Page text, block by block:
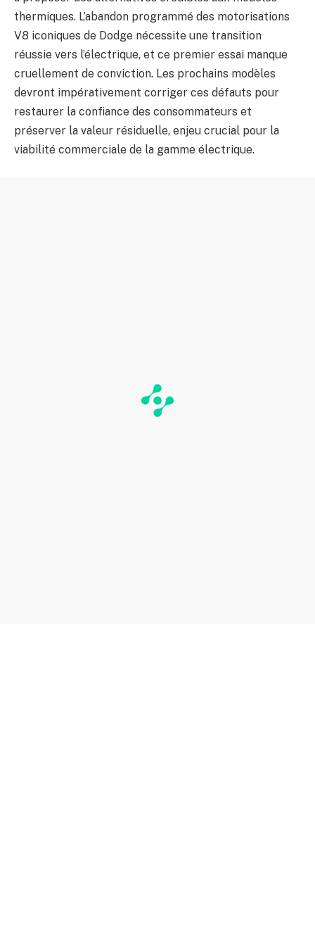
thermiques. L’abandon programmé des motorisations
V8 iconiques de Dodge nécessite une transition
réussie vers l’électrique, et ce premier essai manque
cruellement de conviction. Les prochains modèles
devront impérativement corriger ces défauts pour
restaurer la confiance des consommateurs et
préserver la valeur résiduelle, enjeu crucial pour la
viabilité commerciale de la gamme électrique.